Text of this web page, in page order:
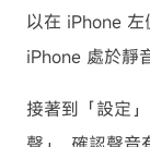
以在 iPhone
iPhone 處於靜
接著到「設定